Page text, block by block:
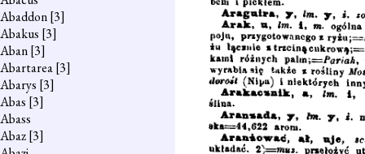
Abaddon[3]
Abakus [3]
Aban[3]
Abartarea[3]
Abarys [3]
Abas [3]
Abass
Abaz[3]